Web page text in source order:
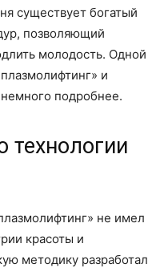
существует богатый
позволяющий
молодость. Одной
и
подробнее.
технологии
не имел
красоты и
методику разработал